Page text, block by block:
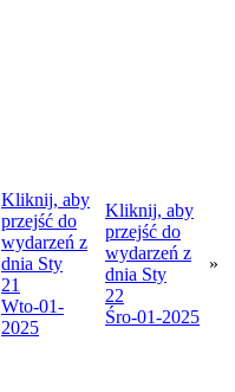
Kliknij, aby
przejść do
wydarzeń z
dnia Sty
21
Wto-01-
2025
Kliknij, aby
przejść do
wydarzeń z
dnia Sty
22
Śro-01-2025
»